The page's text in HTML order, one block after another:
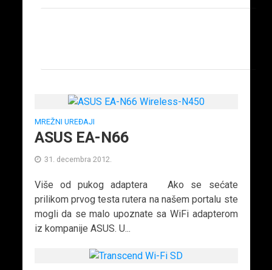
MREŽNI UREĐAJI
ASUS EA-N66
31. decembra 2012.
Više od pukog adaptera Ako se sećate
prilikom prvog testa rutera na našem portalu ste
mogli da se malo upoznate sa WiFi adapterom
iz kompanije ASUS. U...